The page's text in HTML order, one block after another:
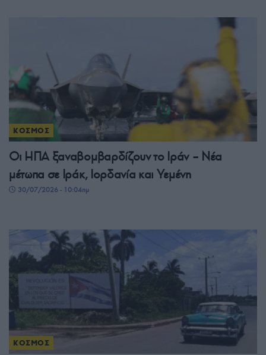
ΚΟΣΜΟΣ
Οι ΗΠΑ ξαναβομβαρδίζουν το Ιράν – Νέα
μέτωπα σε Ιράκ, Ιορδανία και Υεμένη
30/07/2026 - 10:04πμ
ΚΟΣΜΟΣ